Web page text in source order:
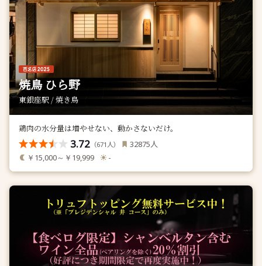
焼鳥 ひら野
東銀座駅 / 焼き鳥
鶏肉の水分量は増やせない、動かさないだけ。
3.72 （671 人） 32875人
￥15,000～￥19,999 -